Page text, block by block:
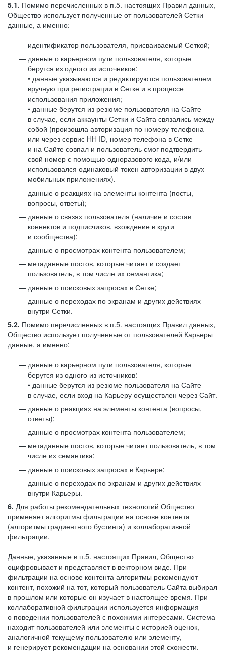
5.1. Помимо перечисленных в п.5. настоящих Правил данных,
Общество использует полученные от пользователей Сетки
данные, а именно:
идентификатор пользователя, присваиваемый Сеткой;
данные о карьерном пути пользователя, которые
берутся из одного из источников:
• данные указываются и редактируются пользователем
вручную при регистрации в Сетке и в процессе
использования приложения;
• данные берутся из резюме пользователя на Сайте
в случае, если аккаунты Сетки и Сайта связались между
собой (произошла авторизация по номеру телефона
или через сервис HH ID, номер телефона в Сетке
и на Сайте совпал и пользователь смог подтвердить
свой номер с помощью одноразового кода, и/или
использовался одинаковый токен авторизации в двух
мобильных приложениях).
данные о реакциях на элементы контента (посты,
вопросы, ответы);
данные о связях пользователя (наличие и состав
коннектов и подписчиков, вхождение в круги
и сообщества);
данные о просмотрах контента пользователем;
метаданные постов, которые читает и создает
пользователь, в том числе их семантика;
данные о поисковых запросах в Сетке;
данные о переходах по экранам и других действиях
внутри Сетки.
5.2. Помимо перечисленных в п.5. настоящих Правил данных,
Общество использует полученные от пользователей Карьеры
данные, а именно:
данные о карьерном пути пользователя, которые
берутся из одного из источников:
• данные берутся из резюме пользователя на Сайте
в случае, если вход на Карьеру осуществлен через Сайт.
данные о реакциях на элементы контента (вопросы,
ответы);
данные о просмотрах контента пользователем;
метаданные постов, которые читает пользователь, в том
числе их семантика;
данные о поисковых запросах в Карьере;
данные о переходах по экранам и других действиях
внутри Карьеры.
6. Для работы рекомендательных технологий Общество
применяет алгоритмы фильтрации на основе контента
(алгоритмы градиентного бустинга) и коллаборативной
фильтрации.
Данные, указанные в п.5. настоящих Правил, Общество
оцифровывает и представляет в векторном виде. При
фильтрации на основе контента алгоритмы рекомендуют
контент, похожий на тот, который пользователь Сайта выбирал
в прошлом или которые он изучает в настоящее время. При
коллаборативной фильтрации используется информация
о поведении пользователей с похожими интересами. Система
находит пользователей или элементы с историей оценок,
аналогичной текущему пользователю или элементу,
и генерирует рекомендации на основании этой схожести.